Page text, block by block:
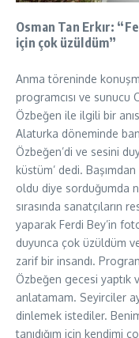
Osman Tan Erkır:
için çok üzüldüm”
Anma töreninde
programcısı ve sunucu
Özbeğen ile ilgili bir
Alaturka döneminde
Özbeğen’di ve sesini
küstüm’ dedi.
oldu diye sorduğumda
sırasında sanatçıların
yaparak Ferdi Bey’in
duyunca çok üzüldüm
zarif bir insandı.
Özbeğen gecesi yaptık
anlatamam. Seyirciler
dinlemek istediler.
tanıdığım için kendimi